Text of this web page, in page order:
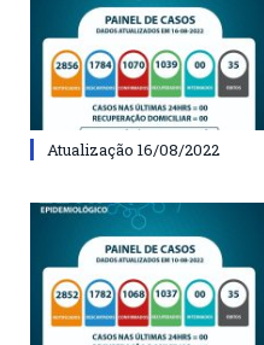
Atualização 16/08/2022